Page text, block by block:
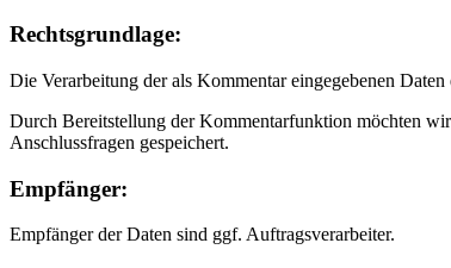
Rechtsgrundlage:
Die Verarbeitung der als Kommentar eingegebenen
Durch Bereitstellung der Kommentarfunktion möchten
Anschlussfragen gespeichert.
Empfänger:
Empfänger der Daten sind ggf. Auftragsverarbeiter.